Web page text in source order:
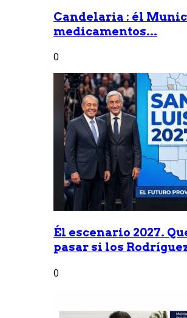
Candelaria : él
medicamentos...
0
Él escenario 2027.
pasar si los
0